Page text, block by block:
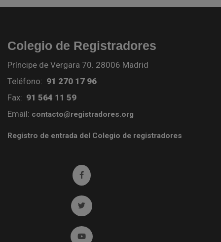
Colegio de Registradores
Príncipe de Vergara 70. 28006 Madrid
Teléfono: 91 270 17 96
Fax: 91 564 11 59
Email: contacto@registradores.org
Registro de entrada del Colegio de registradores
Ir a facebook (abre en ventana nueva)
Ir a twitter (abre en ventana nueva)
Ir a YouTube (abre en ventana nueva)